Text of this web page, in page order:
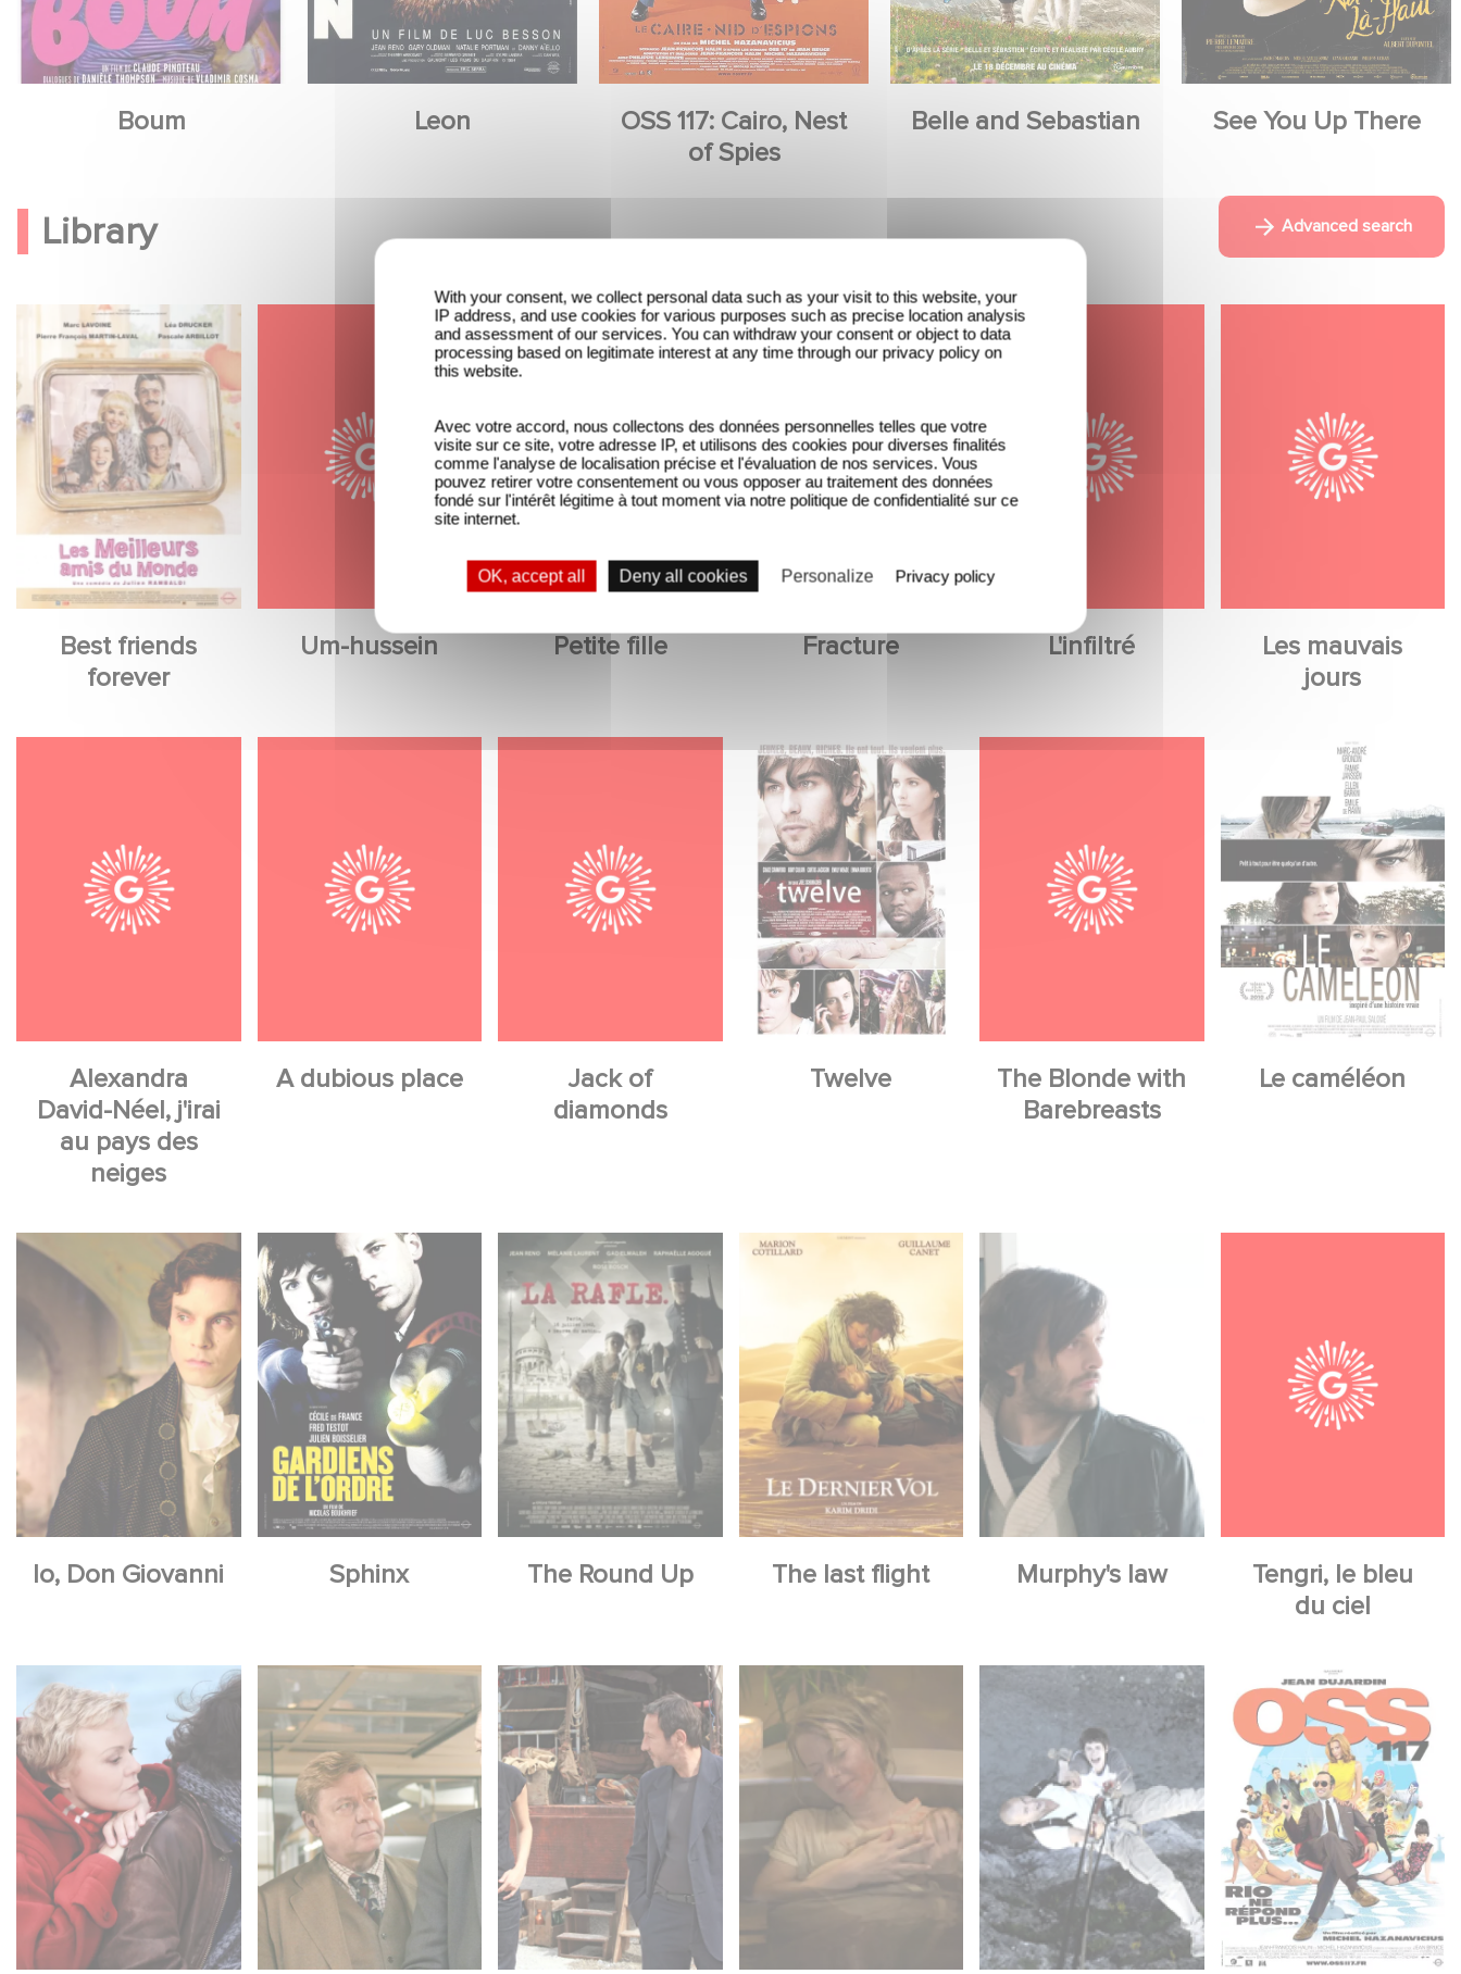
Boum Leon
OSS 117: Cairo, Nest
of Spies
Belle and Sebastian See You Up There
Library Advanced search
Best friends
forever
Um-hussein Petite fille Fracture L'infiltré
Les mauvais
jours
Alexandra
David-Néel, j'irai
au pays des
neiges
A dubious place
Jack of
diamonds
Twelve
The Blonde with
Barebreasts
Le caméléon
Io, Don Giovanni Sphinx The Round Up The last flight Murphy's law
Tengri, le bleu
du ciel
With your consent, we collect personal data such as your visit to this website, your
IP address, and use cookies for various purposes such as precise location analysis
and assessment of our services. You can withdraw your consent or object to data
processing based on legitimate interest at any time through our privacy policy on
this website.
Avec votre accord, nous collectons des données personnelles telles que votre
visite sur ce site, votre adresse IP, et utilisons des cookies pour diverses finalités
comme l'analyse de localisation précise et l'évaluation de nos services. Vous
pouvez retirer votre consentement ou vous opposer au traitement des données
fondé sur l'intérêt légitime à tout moment via notre politique de confidentialité sur ce
site internet.
OK, accept all Deny all cookies Personalize Privacy policy